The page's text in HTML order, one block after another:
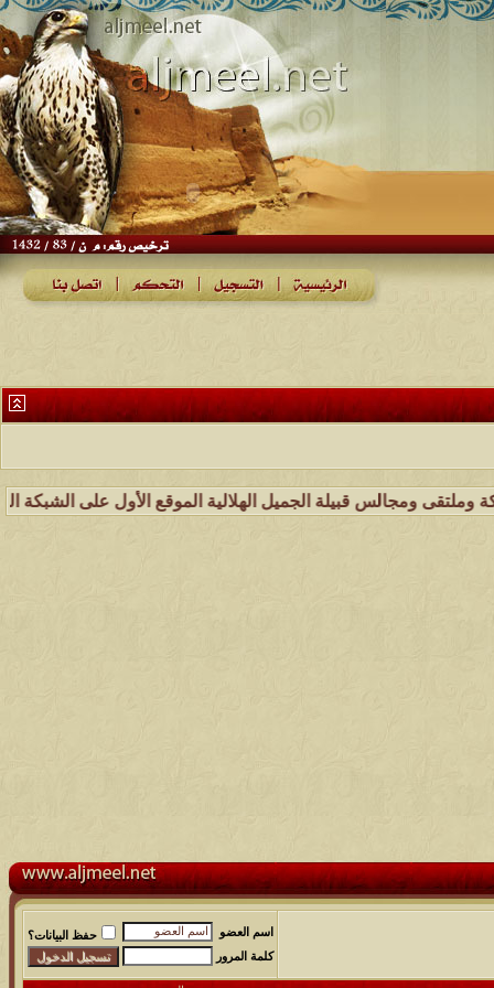
قبيلة الجميل الهلالية الموقع الأول على الشبكة العنكبوتية
اسم العضو
حفظ البيانات؟
كلمة المرور